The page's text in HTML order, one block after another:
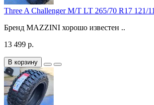
Three A Challenger M/T LT 265/70 R17 121/
Бренд MAZZINI хорошо известен ..
13 499 р.
В корзину